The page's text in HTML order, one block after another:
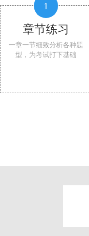
1
章节练习
一章一节细致分析各种题
型，为考试打下基础